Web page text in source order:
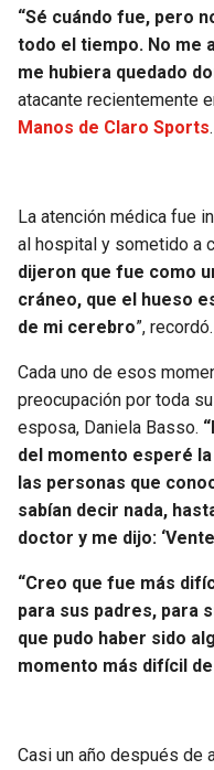
SAINTS
BUCCANEERS
“Sé cuándo fue, pero
todo el tiempo. No me
me hubiera quedado
atacante recientemente
Manos de Claro Sports.
La atención médica fue
al hospital y sometido a
dijeron que fue como
cráneo, que el hueso
de mi cerebro”, recordó.
Cada uno de esos
preocupación por toda
esposa, Daniela Basso.
del momento esperé
las personas que
sabían decir nada,
doctor y me dijo:
“Creo que fue más
para sus padres, para
que pudo haber sido
momento más difícil
Casi un año después de